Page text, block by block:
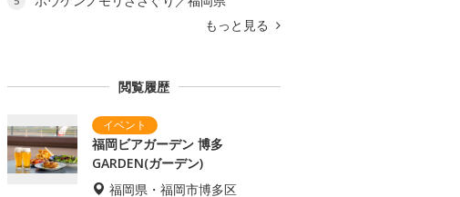
もっと見る
閲覧履歴
福岡ビアガーデン 博多
GARDEN(ガーデン)
福岡県・福岡市博多区